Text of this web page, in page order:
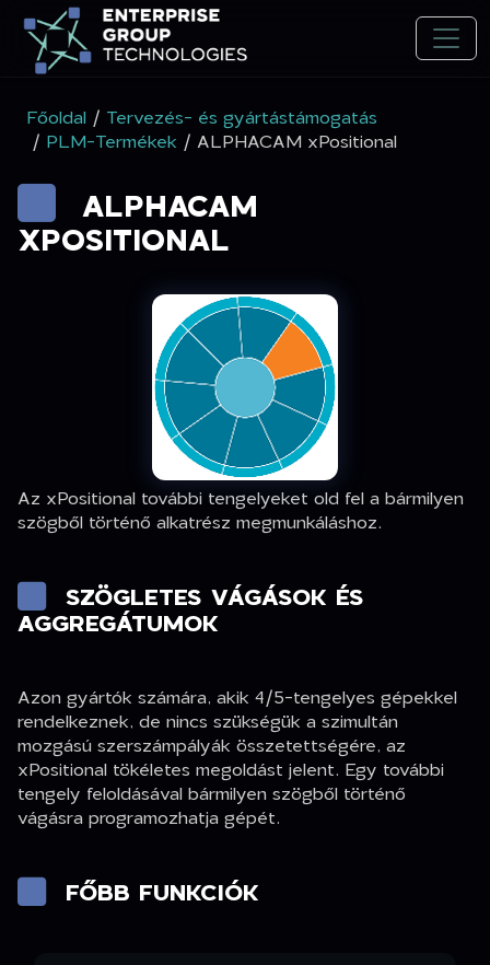
Főoldal / Tervezés- és gyártástámogatás
/ PLM-Termékek / ALPHACAM xPositional
ALPHACAM
XPOSITIONAL
Az xPositional további tengelyeket old fel a bármilyen
szögből történő alkatrész megmunkáláshoz.
SZÖGLETES VÁGÁSOK ÉS
AGGREGÁTUMOK
Azon gyártók számára, akik 4/5-tengelyes gépekkel
rendelkeznek, de nincs szükségük a szimultán
mozgású szerszámpályák összetettségére, az
xPositional tökéletes megoldást jelent. Egy további
tengely feloldásával bármilyen szögből történő
vágásra programozhatja gépét.
FŐBB FUNKCIÓK